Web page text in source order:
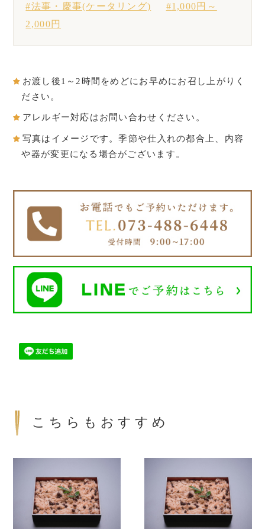
法事・慶事(ケータリング)
1,000円～
2,000円
お渡し後1～2時間をめどにお早めにお召し上がりく
ださい。
アレルギー対応はお問い合わせください。
写真はイメージです。季節や仕入れの都合上、内容
や器が変更になる場合がございます。
こちらもおすすめ